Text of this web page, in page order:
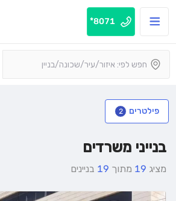
8071*
פילטרים 2
בנייני משרדים
מציג 19 מתוך 19 בניינים